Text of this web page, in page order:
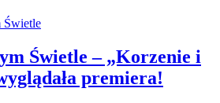
Świetle – „Korzenie i
premiera!